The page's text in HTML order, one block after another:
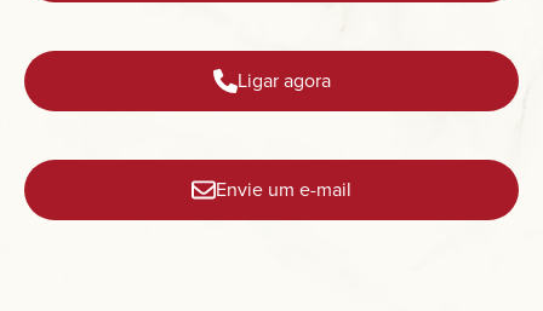
Ligar agora
Envie um e-mail